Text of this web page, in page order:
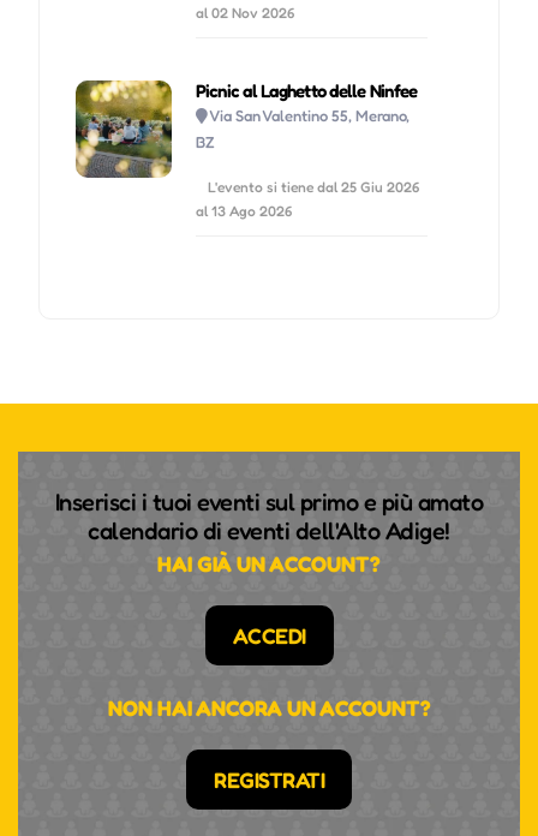
al 02 Nov 2026
Picnic al Laghetto delle Ninfee
Via San Valentino 55, Merano,
BZ
L'evento si tiene dal 25 Giu 2026
al 13 Ago 2026
Inserisci i tuoi eventi sul primo e più amato
calendario di eventi dell'Alto Adige!
HAI GIÀ UN ACCOUNT?
ACCEDI
NON HAI ANCORA UN ACCOUNT?
REGISTRATI